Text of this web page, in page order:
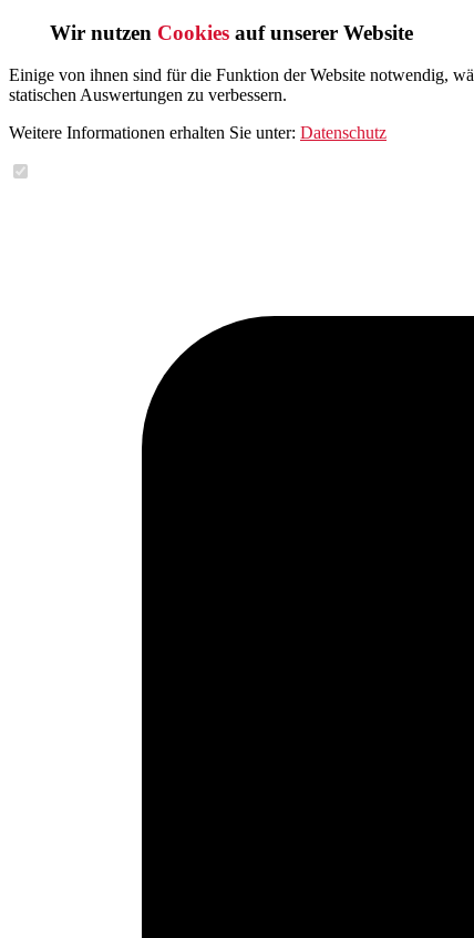
Wir nutzen Cookies auf unserer Website
Einige von ihnen sind für die Funktion der Website notwendig,
statischen Auswertungen zu verbessern.
Weitere Informationen erhalten Sie unter: Datenschutz